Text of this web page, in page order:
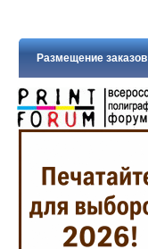
Размещение заказов